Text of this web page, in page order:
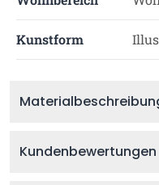
Kunstform
Kundenbewertungen